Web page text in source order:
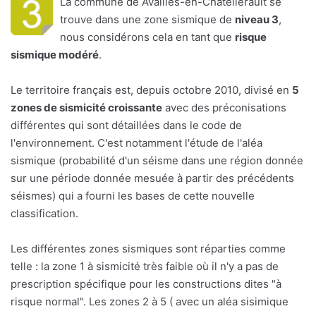
trouve dans une zone sismique de niveau 3,
nous considérons cela en tant que risque
sismique modéré.
Le territoire français est, depuis octobre 2010, divisé en 5
zones de sismicité croissante avec des préconisations
différentes qui sont détaillées dans le code de
l'environnement. C'est notamment l'étude de l'aléa
sismique (probabilité d'un séisme dans une région donnée
sur une période donnée mesuée à partir des précédents
séismes) qui a fourni les bases de cette nouvelle
classification.
Les différentes zones sismiques sont réparties comme
telle : la zone 1 à sismicité très faible où il n'y a pas de
prescription spécifique pour les constructions dites "à
risque normal". Les zones 2 à 5 ( avec un aléa sisimique